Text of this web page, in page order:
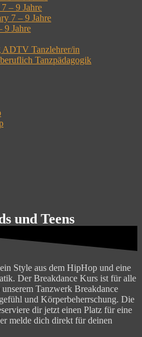
– 9 Jahre
7 – 9 Jahre
9 Jahre
ADTV Tanzlehrer/in
Tanzpädagogik
und Teens
Style aus dem HipHop und eine
Der Breakdance Kurs ist für alle
Tanzwerk Breakdance
und Körperbeherrschung. Die
dir jetzt einen Platz für eine
melde dich direkt für deinen